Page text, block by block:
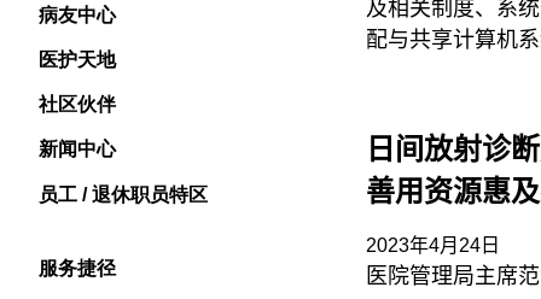
病友中心
医护天地
社区伙伴
新闻中心
员工 / 退休职员特区
服务捷径